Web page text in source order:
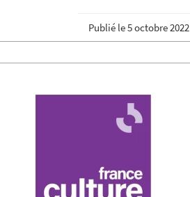
Publié le5 octobre 2022